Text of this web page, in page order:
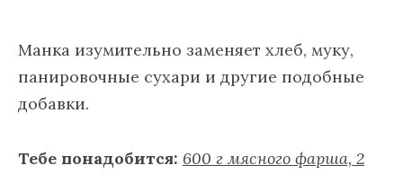
Манка изумительно заменяет хлеб, муку,
панировочные сухари и другие подобные
добавки.
Тебе понадобится: 600 г мясного фарша, 2